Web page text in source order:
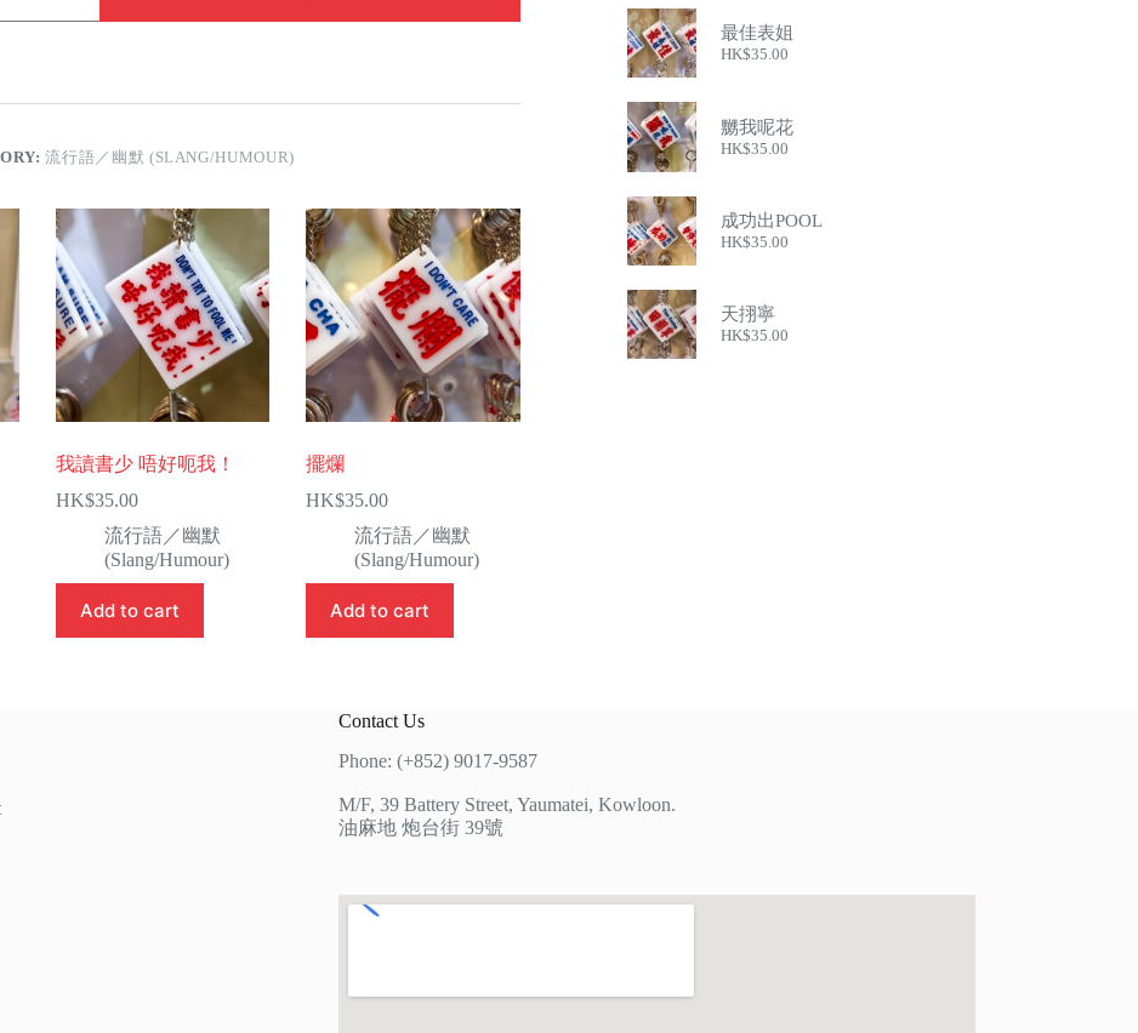
流行語／幽默 (SLANG/HUMOUR)
我讀書少 唔好呃我！
HK$35.00
流行語／幽默
(Slang/Humour)
Add to cart
擺爛
HK$35.00
流行語／幽默
(Slang/Humour)
Add to cart
最佳表姐
HK$35.00
嬲我呢花
HK$35.00
成功出POOL
HK$35.00
天挧寧
HK$35.00
Contact Us
Phone: (+852) 9017-9587
M/F, 39 Battery Street, Yaumatei, Kowloon.
油麻地 炮台街 39號